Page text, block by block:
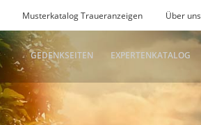
Musterkatalog Traueranzeigen Über uns
GEDENKSEITEN EXPERTENKATALOG